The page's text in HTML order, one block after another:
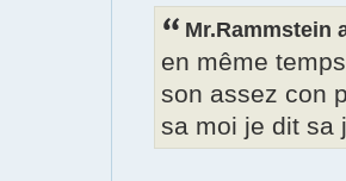
Mr.Rammstein
en même
son assez con
sa moi je dit sa